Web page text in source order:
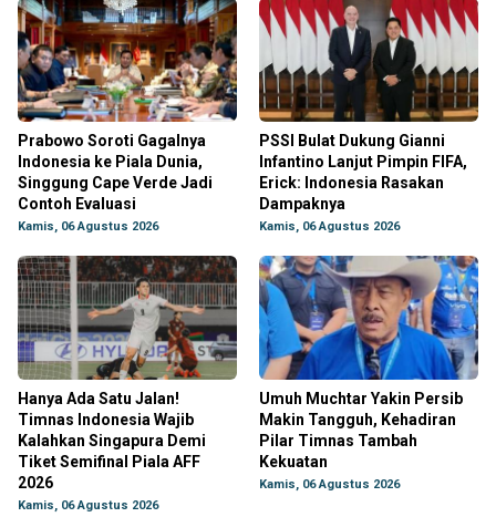
Prabowo Soroti Gagalnya
Indonesia ke Piala Dunia,
Singgung Cape Verde Jadi
Contoh Evaluasi
Kamis, 06 Agustus 2026
PSSI Bulat Dukung Gianni
Infantino Lanjut Pimpin FIFA,
Erick: Indonesia Rasakan
Dampaknya
Kamis, 06 Agustus 2026
Hanya Ada Satu Jalan!
Timnas Indonesia Wajib
Kalahkan Singapura Demi
Tiket Semifinal Piala AFF
2026
Kamis, 06 Agustus 2026
Umuh Muchtar Yakin Persib
Makin Tangguh, Kehadiran
Pilar Timnas Tambah
Kekuatan
Kamis, 06 Agustus 2026